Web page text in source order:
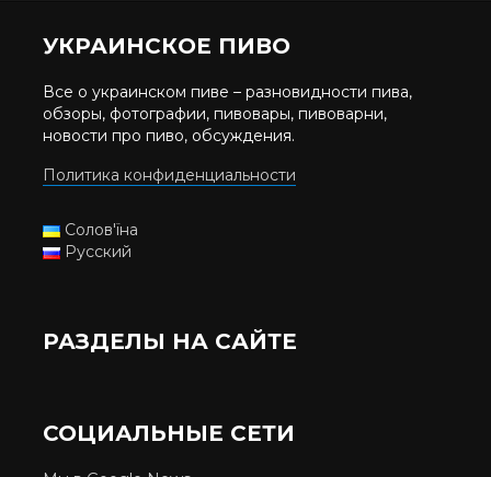
УКРАИНСКОЕ ПИВО
Все о украинском пиве – разновидности пива,
обзоры, фотографии, пивовары, пивоварни,
новости про пиво, обсуждения.
Политика конфиденциальности
Солов'їна
Русский
РАЗДЕЛЫ НА САЙТЕ
СОЦИАЛЬНЫЕ СЕТИ